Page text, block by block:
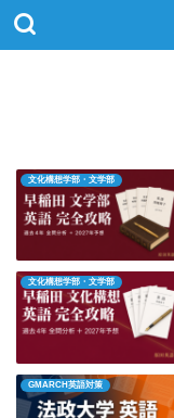
文化構想学部・文学部
文化構想学部・文学部
GMARCH英語対策